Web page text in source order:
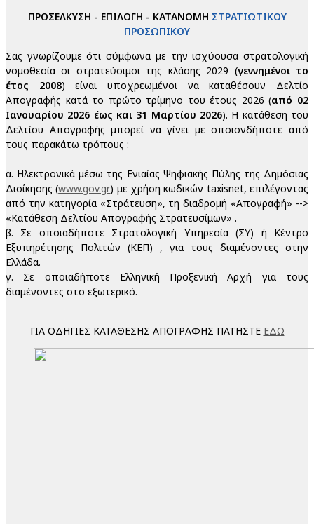
ΠΡΟΣΕΛΚΥΣΗ - ΕΠΙΛΟΓΗ - ΚΑΤΑΝΟΜΗ ΣΤΡΑΤΙΩΤΙΚΟΥ
ΠΡΟΣΩΠΙΚΟΥ
Σας γνωρίζουμε ότι σύμφωνα με την ισχύουσα στρατολογική
νομοθεσία οι στρατεύσιμοι της κλάσης 2029 (γεννημένοι το
έτος 2008) είναι υποχρεωμένοι να καταθέσουν Δελτίο
Απογραφής κατά το πρώτο τρίμηνο του έτους 2026 (από 02
Ιανουαρίου 2026 έως και 31 Μαρτίου 2026). Η κατάθεση του
Δελτίου Απογραφής μπορεί να γίνει με οποιονδήποτε από
τους παρακάτω τρόπους :
α. Ηλεκτρονικά μέσω της Ενιαίας Ψηφιακής Πύλης της Δημόσιας
Διοίκησης (www.gov.gr) με χρήση κωδικών taxisnet, επιλέγοντας
από την κατηγορία «Στράτευση», τη διαδρομή «Απογραφή» -->
«Κατάθεση Δελτίου Απογραφής Στρατευσίμων» .
β. Σε οποιαδήποτε Στρατολογική Υπηρεσία (ΣΥ) ή Κέντρο
Εξυπηρέτησης Πολιτών (ΚΕΠ) , για τους διαμένοντες στην
Ελλάδα.
γ. Σε οποιαδήποτε Ελληνική Προξενική Αρχή για τους
διαμένοντες στο εξωτερικό.
ΓΙΑ ΟΔΗΓΙΕΣ ΚΑΤΑΘΕΣΗΣ ΑΠΟΓΡΑΦΗΣ ΠΑΤΗΣΤΕ ΕΔΩ